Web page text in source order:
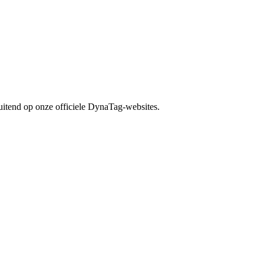
op onze officiele DynaTag-websites.